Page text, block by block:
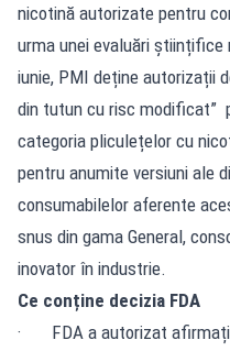
nicotină autorizate pentru
urma unei evaluări științifice
iunie, PMI deține autorizații
din tutun cu risc modificat”
categoria pliculețelor cu
pentru anumite versiuni ale
consumabilelor aferente
snus din gama General,
inovator în industrie.
Ce conține decizia FDA
· FDA a autorizat